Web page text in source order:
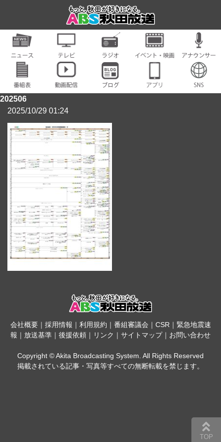
202506
2025/10/29 01:24
会社概要｜ 採用情報 ｜ 利用規約 ｜ 番組審議会 ｜ CSR｜ 緊急地震速
報 ｜ 放送基準 ｜ 後援依頼 ｜ リンク ｜ サイトマップ｜ お問い合わせ
Copyright © Akita Broadcasting System. All Rights Reserved
掲載されている記事・写真等すべての無断転載を禁じます。